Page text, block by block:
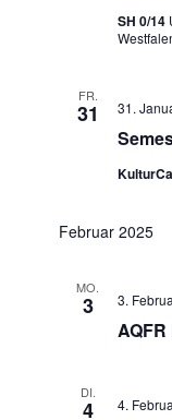
SH 0/14
FR.
31 31.
Februar 2025
MO.
3 3.
DI.
4 4.